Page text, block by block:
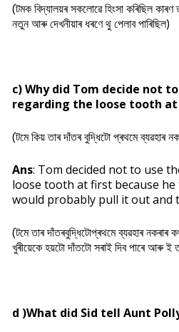
(টমক বিদ্যালয়ৰ সকলোৱে হিংসা কৰিছিল
নতুন আৰু দেখনীয়াৰ ধৰণে থু পেলাব পাৰিছিল)
c) Why did Tom decide not
regarding the loose tooth
(টমে কিয় তাৰ দাঁতৰ বুদ্ধিটো প্ৰথমে ব্যৱহাৰ
Ans: Tom decided not to use
loose tooth at first because
would probably pull it out and
(টমে তাৰ দাঁতৰবুদ্ধিটোপ্ৰথমে ব্যৱহাৰ নকৰাৰ
খুৰীয়েকে হয়টো দাঁতটো সৰাই দিব পাৰে আৰু ই
d )What did Sid tell Aunt